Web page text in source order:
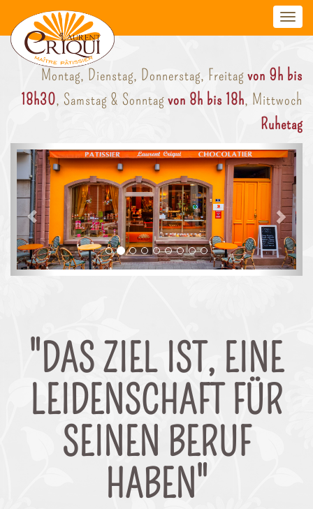
Montag, Dienstag, Donnerstag, Freitagvon 9h bis
18h30, Samstag & Sonntagvon 8h bis 18h, Mittwoch
Ruhetag
"DAS ZIEL IST, EINE
LEIDENSCHAFT FÜR
SEINEN BERUF
HABEN"